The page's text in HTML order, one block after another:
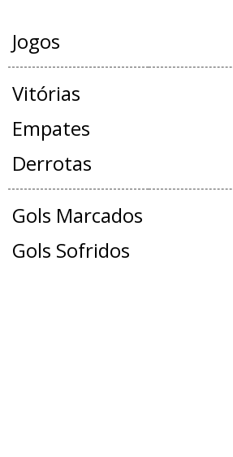
Jogos
Vitórias
Empates
Derrotas
Gols Marcados
Gols Sofridos